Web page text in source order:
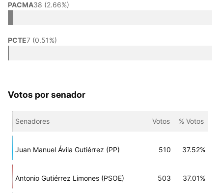
PACMA38 (2.66%)
PCTE7 (0.51%)
Votos por senador
Senadores Votos % Votos
Juan Manuel Ávila Gutiérrez (PP) 510 37.52%
Antonio Gutiérrez Limones (PSOE) 503 37.01%